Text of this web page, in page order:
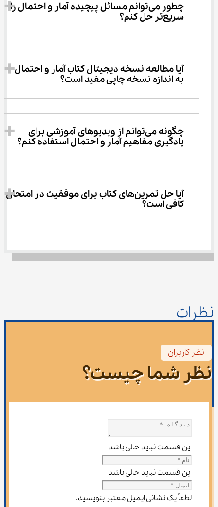
چطور می‌توانم مسائل پیچیده آمار و احتمال را
سریع‌تر حل کنم؟
آیا مطالعه نسخه دیجیتال کتاب آمار و احتمال
به اندازه نسخه چاپی مفید است؟
چگونه می‌توانم از ویدیوهای آموزشی برای
یادگیری مفاهیم آمار و احتمال استفاده کنم؟
آیا حل تمرین‌های کتاب برای موفقیت در امتحان
کافی است؟
نظرات
نظر کاربران
نظر شما چیست؟
این قسمت نباید خالی باشد
این قسمت نباید خالی باشد
لطفاً یک نشانی ایمیل معتبر بنویسید.